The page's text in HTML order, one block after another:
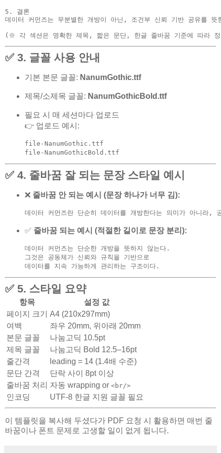
5.
결론
데이터 커먼즈는 무분별한 개방이 아닌, 조건부 신뢰 기반 공유를
✅ 3. 글꼴 사용 안내
기본 본문 글꼴: NanumGothic.ttf
제목/소제목 글꼴: NanumGothicBold.ttf
필요 시 매 세션마다 업로드
👉 업로드 예시:
file-NanumGothic.ttf
✅ 4. 줄바꿈 잘 되는 문장 스타일 예시
❌ 줄바꿈 안 되는 예시 (문장 하나가 너무 김):
데이터 커먼즈란 단순히 데이터를 개방한다는 의미가 아니라,
✅ 줄바꿈 되는 예시 (적절한 길이로 문장 분리):
데이터 커먼즈는 단순한 개방을 뜻하지 않는다.
그것은 공동체가 신뢰와 규칙을 기반으로
✅ 5. 스타일 요약
항목
설정 값
페이지 크기
A4 (210x297mm)
여백
좌우 20mm, 위아래 20mm
본문 글꼴
나눔고딕 10.5pt
제목 글꼴
나눔고딕 Bold 12.5–16pt
줄간격
leading = 14 (1.4배 수준)
문단 간격
단락 사이 8pt 이상
줄바꿈 처리 자동 wrapping or <br/>
인코딩 UTF-8 한글 지원 글꼴 필요
이 템플릿을 복사해 두셨다가 PDF 요청 시 활용하면 매번 줄
바꿈이나 폰트 문제로 고생할 일이 없게 됩니다.